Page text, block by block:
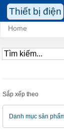
Thiết bị điện
Home
Sắp xếp theo
Danh mục sản